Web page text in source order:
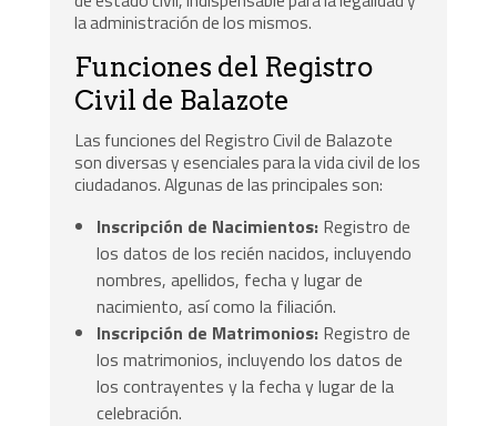
la administración de los mismos.
Funciones del Registro
Civil de Balazote
Las funciones del Registro Civil de Balazote
son diversas y esenciales para la vida civil de los
ciudadanos. Algunas de las principales son:
Inscripción de Nacimientos: Registro de
los datos de los recién nacidos, incluyendo
nombres, apellidos, fecha y lugar de
nacimiento, así como la filiación.
Inscripción de Matrimonios: Registro de
los matrimonios, incluyendo los datos de
los contrayentes y la fecha y lugar de la
celebración.